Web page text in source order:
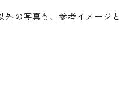
外の写真も、参考イメージと